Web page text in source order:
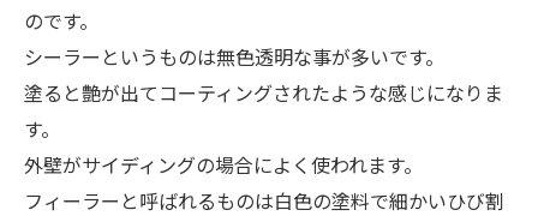
のです。
シーラーというものは無色透明な事が多いです。
塗ると艶が出てコーティングされたような感じになりま
す。
外壁がサイディングの場合によく使われます。
フィーラーと呼ばれるものは白色の塗料で細かいひび割